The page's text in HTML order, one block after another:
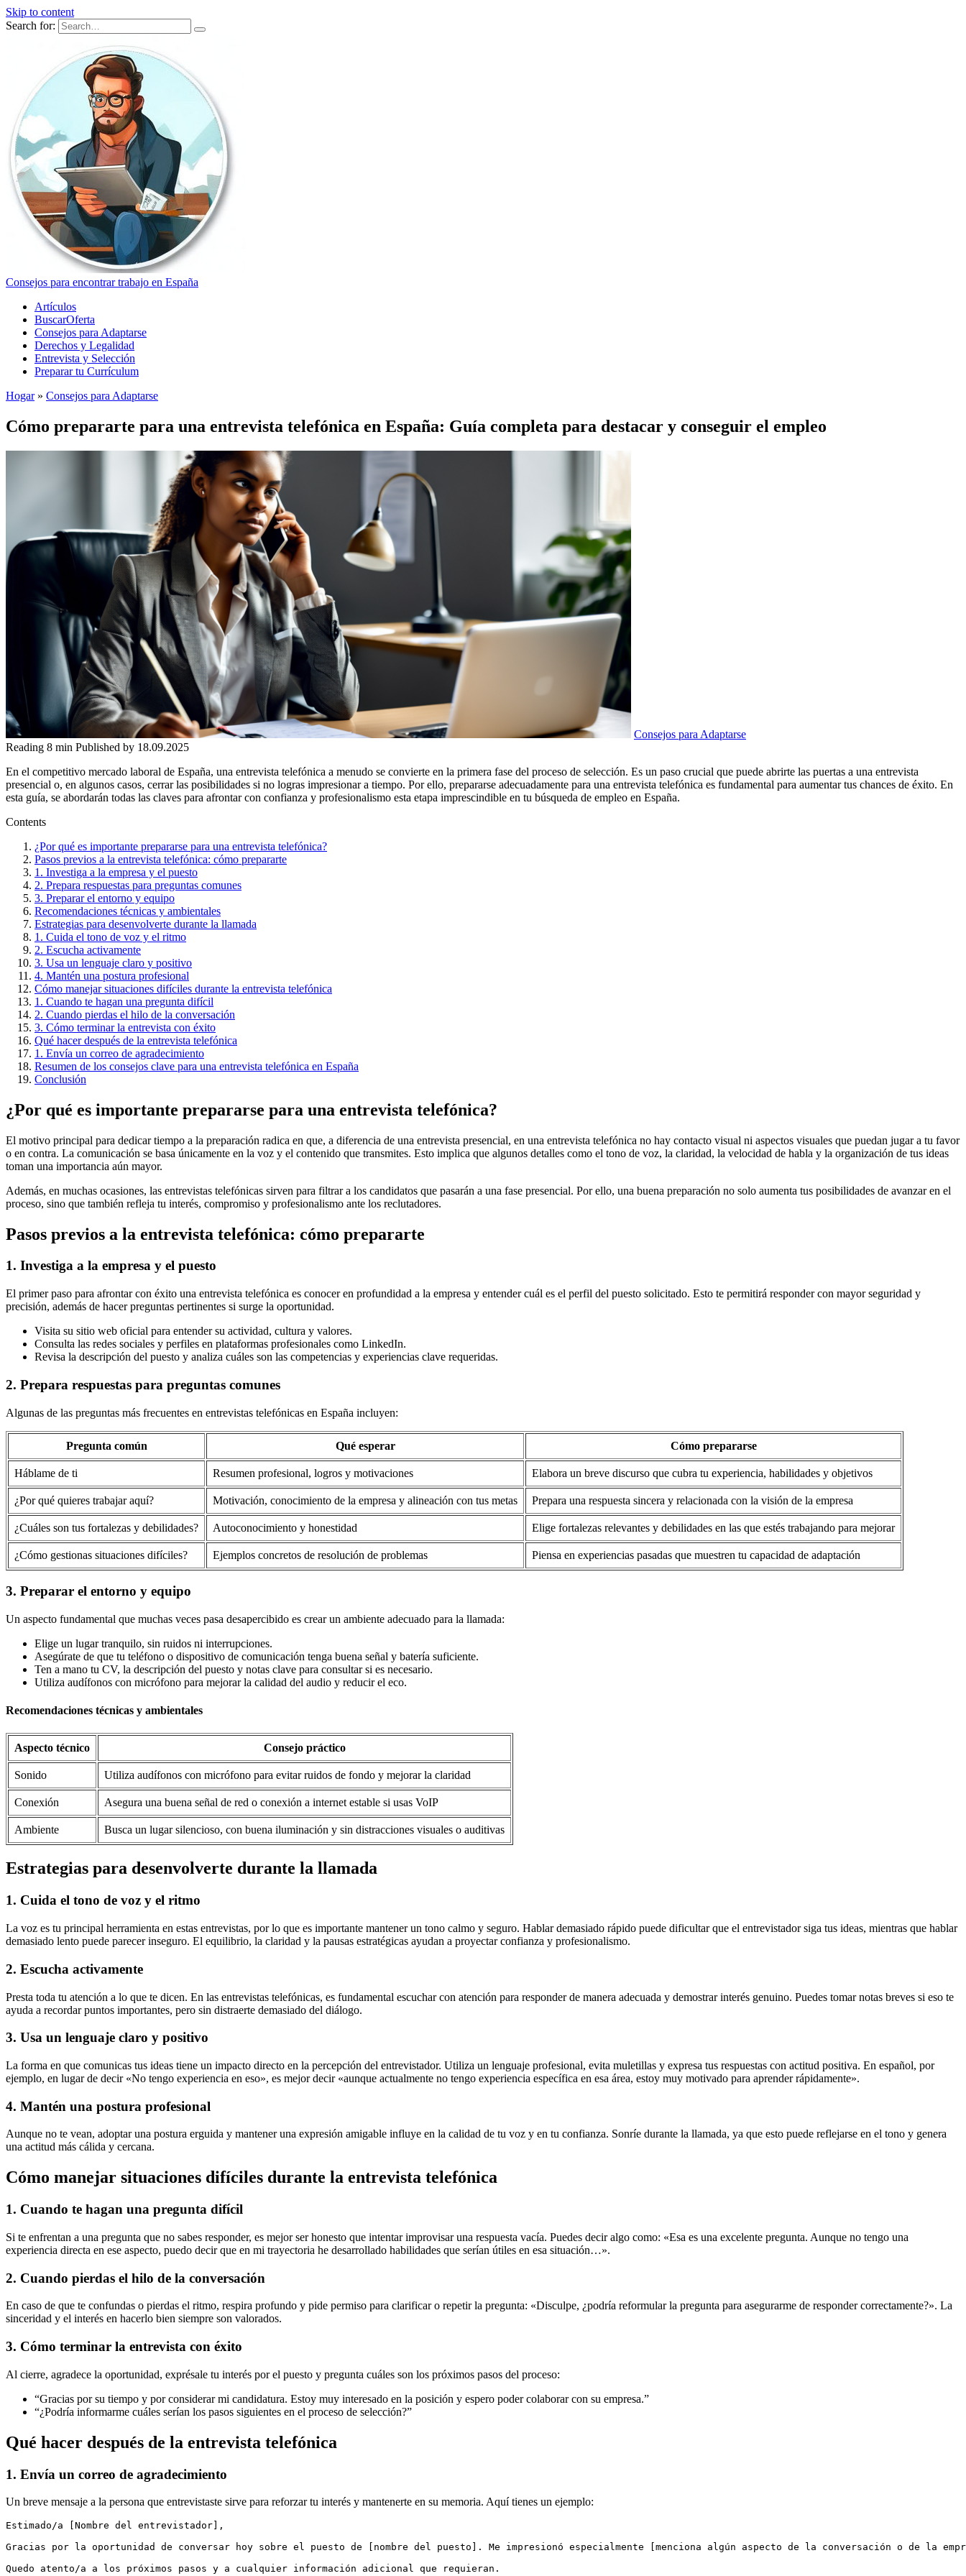
Skip to content
Search for:
Consejos para encontrar trabajo en España
Artículos
BuscarOferta
Consejos para Adaptarse
Derechos y Legalidad
Entrevista y Selección
Preparar tu Currículum
Hogar» Consejos para Adaptarse
Cómo prepararte para una entrevista telefónica en España: Guía completa para destacar y conseguir el empleo
Consejos para Adaptarse
Reading 8 min Published by 18.09.2025
En el competitivo mercado laboral de España, una entrevista telefónica a menudo se convierte en la primera fase del proceso de selección. Es un paso crucial que puede abrirte las puertas a una entrevista
presencial o, en algunos casos, cerrar las posibilidades si no logras impresionar a tiempo. Por ello, prepararse adecuadamente para una entrevista telefónica es fundamental para aumentar tus chances de éxito. En
esta guía, se abordarán todas las claves para afrontar con confianza y profesionalismo esta etapa imprescindible en tu búsqueda de empleo en España.
Contents
¿Por qué es importante prepararse para una entrevista telefónica?
Pasos previos a la entrevista telefónica: cómo prepararte
1. Investiga a la empresa y el puesto
2. Prepara respuestas para preguntas comunes
3. Preparar el entorno y equipo
Recomendaciones técnicas y ambientales
Estrategias para desenvolverte durante la llamada
1. Cuida el tono de voz y el ritmo
2. Escucha activamente
3. Usa un lenguaje claro y positivo
4. Mantén una postura profesional
Cómo manejar situaciones difíciles durante la entrevista telefónica
1. Cuando te hagan una pregunta difícil
2. Cuando pierdas el hilo de la conversación
3. Cómo terminar la entrevista con éxito
Qué hacer después de la entrevista telefónica
1. Envía un correo de agradecimiento
Resumen de los consejos clave para una entrevista telefónica en España
Conclusión
¿Por qué es importante prepararse para una entrevista telefónica?
El motivo principal para dedicar tiempo a la preparación radica en que, a diferencia de una entrevista presencial, en una entrevista telefónica no hay contacto visual ni aspectos visuales que puedan jugar a tu favor
o en contra. La comunicación se basa únicamente en la voz y el contenido que transmites. Esto implica que algunos detalles como el tono de voz, la claridad, la velocidad de habla y la organización de tus ideas
toman una importancia aún mayor.
Además, en muchas ocasiones, las entrevistas telefónicas sirven para filtrar a los candidatos que pasarán a una fase presencial. Por ello, una buena preparación no solo aumenta tus posibilidades de avanzar en el
proceso, sino que también refleja tu interés, compromiso y profesionalismo ante los reclutadores.
Pasos previos a la entrevista telefónica: cómo prepararte
1. Investiga a la empresa y el puesto
El primer paso para afrontar con éxito una entrevista telefónica es conocer en profundidad a la empresa y entender cuál es el perfil del puesto solicitado. Esto te permitirá responder con mayor seguridad y
precisión, además de hacer preguntas pertinentes si surge la oportunidad.
Visita su sitio web oficial para entender su actividad, cultura y valores.
Consulta las redes sociales y perfiles en plataformas profesionales como LinkedIn.
Revisa la descripción del puesto y analiza cuáles son las competencias y experiencias clave requeridas.
2. Prepara respuestas para preguntas comunes
Algunas de las preguntas más frecuentes en entrevistas telefónicas en España incluyen:
Pregunta común Qué esperar Cómo prepararse
Háblame de ti Resumen profesional, logros y motivaciones Elabora un breve discurso que cubra tu experiencia, habilidades y objetivos
¿Por qué quieres trabajar aquí? Motivación, conocimiento de la empresa y alineación con tus metas Prepara una respuesta sincera y relacionada con la visión de la empresa
¿Cuáles son tus fortalezas y debilidades? Autoconocimiento y honestidad Elige fortalezas relevantes y debilidades en las que estés trabajando para mejorar
¿Cómo gestionas situaciones difíciles? Ejemplos concretos de resolución de problemas Piensa en experiencias pasadas que muestren tu capacidad de adaptación
3. Preparar el entorno y equipo
Un aspecto fundamental que muchas veces pasa desapercibido es crear un ambiente adecuado para la llamada:
Elige un lugar tranquilo, sin ruidos ni interrupciones.
Asegúrate de que tu teléfono o dispositivo de comunicación tenga buena señal y batería suficiente.
Ten a mano tu CV, la descripción del puesto y notas clave para consultar si es necesario.
Utiliza audífonos con micrófono para mejorar la calidad del audio y reducir el eco.
Recomendaciones técnicas y ambientales
Aspecto técnico Consejo práctico
Sonido Utiliza audífonos con micrófono para evitar ruidos de fondo y mejorar la claridad
Conexión Asegura una buena señal de red o conexión a internet estable si usas VoIP
Ambiente Busca un lugar silencioso, con buena iluminación y sin distracciones visuales o auditivas
Estrategias para desenvolverte durante la llamada
1. Cuida el tono de voz y el ritmo
La voz es tu principal herramienta en estas entrevistas, por lo que es importante mantener un tono calmo y seguro. Hablar demasiado rápido puede dificultar que el entrevistador siga tus ideas, mientras que hablar
demasiado lento puede parecer inseguro. El equilibrio, la claridad y la pausas estratégicas ayudan a proyectar confianza y profesionalismo.
2. Escucha activamente
Presta toda tu atención a lo que te dicen. En las entrevistas telefónicas, es fundamental escuchar con atención para responder de manera adecuada y demostrar interés genuino. Puedes tomar notas breves si eso te
ayuda a recordar puntos importantes, pero sin distraerte demasiado del diálogo.
3. Usa un lenguaje claro y positivo
La forma en que comunicas tus ideas tiene un impacto directo en la percepción del entrevistador. Utiliza un lenguaje profesional, evita muletillas y expresa tus respuestas con actitud positiva. En español, por
ejemplo, en lugar de decir «No tengo experiencia en eso», es mejor decir «aunque actualmente no tengo experiencia específica en esa área, estoy muy motivado para aprender rápidamente».
4. Mantén una postura profesional
Aunque no te vean, adoptar una postura erguida y mantener una expresión amigable influye en la calidad de tu voz y en tu confianza. Sonríe durante la llamada, ya que esto puede reflejarse en el tono y genera
una actitud más cálida y cercana.
Cómo manejar situaciones difíciles durante la entrevista telefónica
1. Cuando te hagan una pregunta difícil
Si te enfrentan a una pregunta que no sabes responder, es mejor ser honesto que intentar improvisar una respuesta vacía. Puedes decir algo como: «Esa es una excelente pregunta. Aunque no tengo una
experiencia directa en ese aspecto, puedo decir que en mi trayectoria he desarrollado habilidades que serían útiles en esa situación…».
2. Cuando pierdas el hilo de la conversación
En caso de que te confundas o pierdas el ritmo, respira profundo y pide permiso para clarificar o repetir la pregunta: «Disculpe, ¿podría reformular la pregunta para asegurarme de responder correctamente?». La
sinceridad y el interés en hacerlo bien siempre son valorados.
3. Cómo terminar la entrevista con éxito
Al cierre, agradece la oportunidad, exprésale tu interés por el puesto y pregunta cuáles son los próximos pasos del proceso:
“Gracias por su tiempo y por considerar mi candidatura. Estoy muy interesado en la posición y espero poder colaborar con su empresa.”
“¿Podría informarme cuáles serían los pasos siguientes en el proceso de selección?”
Qué hacer después de la entrevista telefónica
1. Envía un correo de agradecimiento
Un breve mensaje a la persona que entrevistaste sirve para reforzar tu interés y mantenerte en su memoria. Aquí tienes un ejemplo:
Estimado/a [Nombre del entrevistador],
Gracias por la oportunidad de conversar hoy sobre el puesto de [nombre del puesto]. Me impresionó especialmente [menciona algún aspecto de la conversación o de la
Quedo atento/a a los próximos pasos y a cualquier información adicional que requieran.